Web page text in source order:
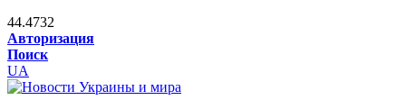
44.4732
Авторизация
Поиск
UA